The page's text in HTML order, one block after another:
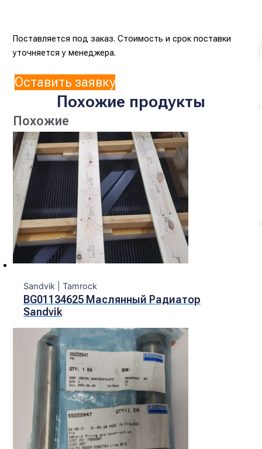
Поставляется под заказ. Стоимость и срок поставки
уточняется у менеджера.
Оставить заявку
Похожие продукты
Похожие
Sandvik | Tamroсk
BG01134625 Маслянный Радиатор
Sandvik